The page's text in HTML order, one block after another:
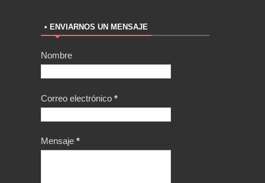
• ENVIARNOS UN MENSAJE
Nombre
Correo electrónico *
Mensaje *